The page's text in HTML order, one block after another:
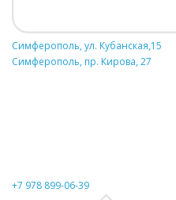
Симферополь, ул. Кубанская,15
Симферополь, пр. Кирова, 27
+7 978 899-06-39